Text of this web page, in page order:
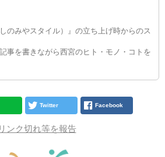
しのみやスタイル）』の立ち上げ時からのス
事を書きながら西宮のヒト・モノ・コトを
Twitter Facebook
ンク切れ等を報告